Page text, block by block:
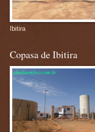
Ibitira
Copasa de Ibitira